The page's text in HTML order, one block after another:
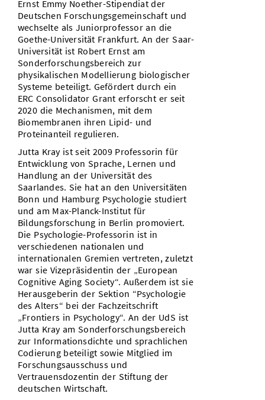
Ernst Emmy Noether-Stipendiat der
Deutschen Forschungsgemeinschaft und
wechselte als Juniorprofessor an die
Goethe-Universität Frankfurt. An der Saar-
Universität ist Robert Ernst am
Sonderforschungsbereich zur
physikalischen Modellierung biologischer
Systeme beteiligt. Gefördert durch ein
ERC Consolidator Grant erforscht er seit
2020 die Mechanismen, mit dem
Biomembranen ihren Lipid- und
Proteinanteil regulieren.
Jutta Kray ist seit 2009 Professorin für
Entwicklung von Sprache, Lernen und
Handlung an der Universität des
Saarlandes. Sie hat an den Universitäten
Bonn und Hamburg Psychologie studiert
und am Max-Planck-Institut für
Bildungsforschung in Berlin promoviert.
Die Psychologie-Professorin ist in
verschiedenen nationalen und
internationalen Gremien vertreten, zuletzt
war sie Vizepräsidentin der „European
Cognitive Aging Society“. Außerdem ist sie
Herausgeberin der Sektion “Psychologie
des Alters“ bei der Fachzeitschrift
„Frontiers in Psychology“. An der UdS ist
Jutta Kray am Sonderforschungsbereich
zur Informationsdichte und sprachlichen
Codierung beteiligt sowie Mitglied im
Forschungsausschuss und
Vertrauensdozentin der Stiftung der
deutschen Wirtschaft.